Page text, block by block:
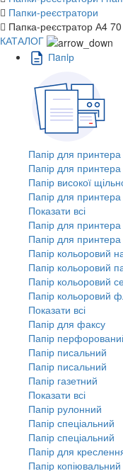
Папки-реєстратори
Папка-реєстратор А4
КАТАЛОГ
Пaпiр
Папір для принтера
Папір для принтера
Папір високої
Папір для принтера
Показати всі
Папір для
Папір для
Папір кольоровий
Папір кольоровий
Папір кольоровий
Папір кольоровий
Показати всі
Папір для факсу
Папір
Папір писальний
Папір писальний
Папір газетний
Показати всі
Папір рулонний
Папір спеціальний
Папір спеціальний
Папір для
Папір копіювальний